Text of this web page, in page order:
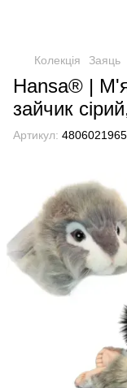
Колекція Заяць
Hansa® |
зайчик
Артикул: